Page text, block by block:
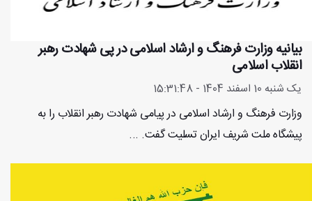
بیانیه وزارت فرهنگ و ارشاد اسلامی در پی شهادت رهبر
انقلاب اسلامی
یک شنبه 10 اسفند 1404 - 15:31:48
وزارت فرهنگ و ارشاد اسلامی در پیامی شهادت رهبر انقلاب را به
پیشگاه ملت شریف ایران تسلیت گفت. ...